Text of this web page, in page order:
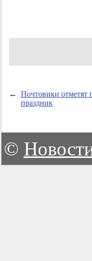
←
Почтовики отметят
праздник
©